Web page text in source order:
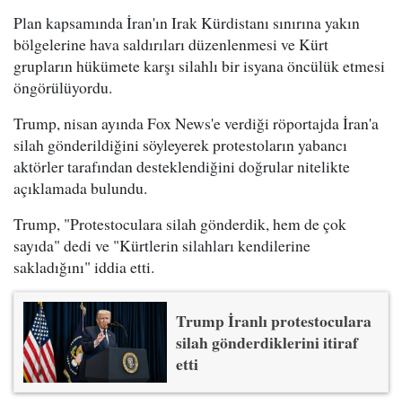
Plan kapsamında İran'ın Irak Kürdistanı sınırına yakın
bölgelerine hava saldırıları düzenlenmesi ve Kürt
grupların hükümete karşı silahlı bir isyana öncülük etmesi
öngörülüyordu.
Trump, nisan ayında Fox News'e verdiği röportajda İran'a
silah gönderildiğini söyleyerek protestoların yabancı
aktörler tarafından desteklendiğini doğrular nitelikte
açıklamada bulundu.
Trump, "Protestoculara silah gönderdik, hem de çok
sayıda" dedi ve "Kürtlerin silahları kendilerine
sakladığını" iddia etti.
Trump İranlı protestoculara
silah gönderdiklerini itiraf
etti